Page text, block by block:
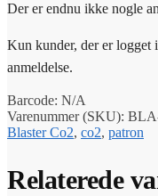
Der er endnu ikke nogle
Kun kunder, der er logget
anmeldelse.
Barcode: N/A
Varenummer (SKU):
Blaster Co2, co2, patron
Relaterede